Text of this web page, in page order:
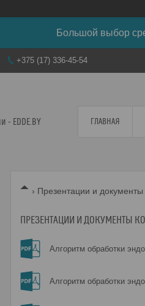
Большой выбор
+375 (17) 336-45-54
- EDDE.BY ГЛАВНАЯ
Презентации и документы
ПРЕЗЕНТАЦИИ И ДОКУМЕНТЫ
Алгоритм обработки
Алгоритм обработки